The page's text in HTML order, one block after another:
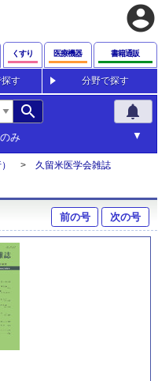
account_circle
くすり 医療機器 書籍通販
す 分野で探す
search notifications
み
久留米医学会雑誌
前の号 次の号